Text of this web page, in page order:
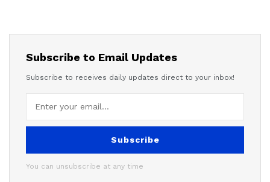
Subscribe to Email Updates
Subscribe to receives daily updates direct to your inbox!
Subscribe
You can unsubscribe at any time